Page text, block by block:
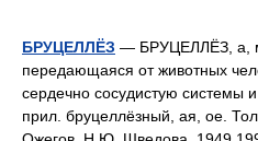
БРУЦЕЛЛЁЗ — БРУЦЕЛЛЁЗ, а,
передающаяся от животных
сердечно сосудистую системы
прил. бруцеллёзный, ая, ое.